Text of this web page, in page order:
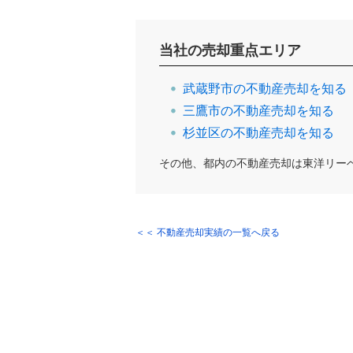
当社の売却重点エリア
武蔵野市の不動産売却を知る
三鷹市の不動産売却を知る
杉並区の不動産売却を知る
その他、都内の不動産売却は東洋リー
＜＜ 不動産売却実績の一覧へ戻る